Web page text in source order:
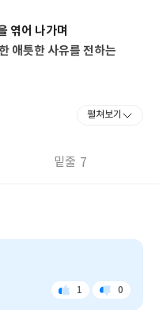
적 요소가 한데 뒤섞여 있
성된 "아름답게 디자인된
작품은 미국뿐만 아니라
있다. 또한 운명적인 만남
뉴욕 3부작』은 탐정 소설
를 통해 폴 오스터의 변치 않
와 강박관념, 여기에 특별
-를 들여다 보게 하는 작품
엮어 나가며
애틋한 사유를 전하는
는 상실의 기록이다. 당연한
실보다 더 강력한 그 무엇
데뷔하여 반세기 넘도록
휘하며 미국 문학을 대표하
움가트너』가 정영목 씨의
오스터 1주기에 맞춰 출간
펼쳐보기
밑줄 7
좋
아
1
아
쉬
0